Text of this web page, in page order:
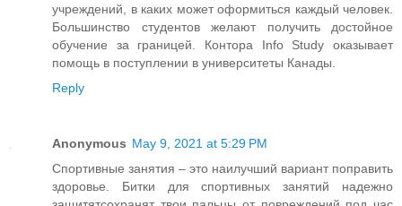
учреждений, в каких может оформиться каждый человек.
Большинство студентов желают получить достойное
обучение за границей. Контора Info Study оказывает
помощь в поступлении в университеты Канады.
Reply
Anonymous May 9, 2021 at 5:29 PM
Спортивные занятия – это наилучший вариант поправить
здоровье. Битки для спортивных занятий надежно